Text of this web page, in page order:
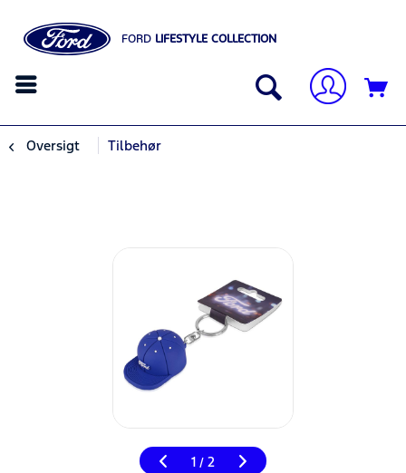
FORD LIFESTYLE COLLECTION
Oversigt Tilbehør
1 / 2